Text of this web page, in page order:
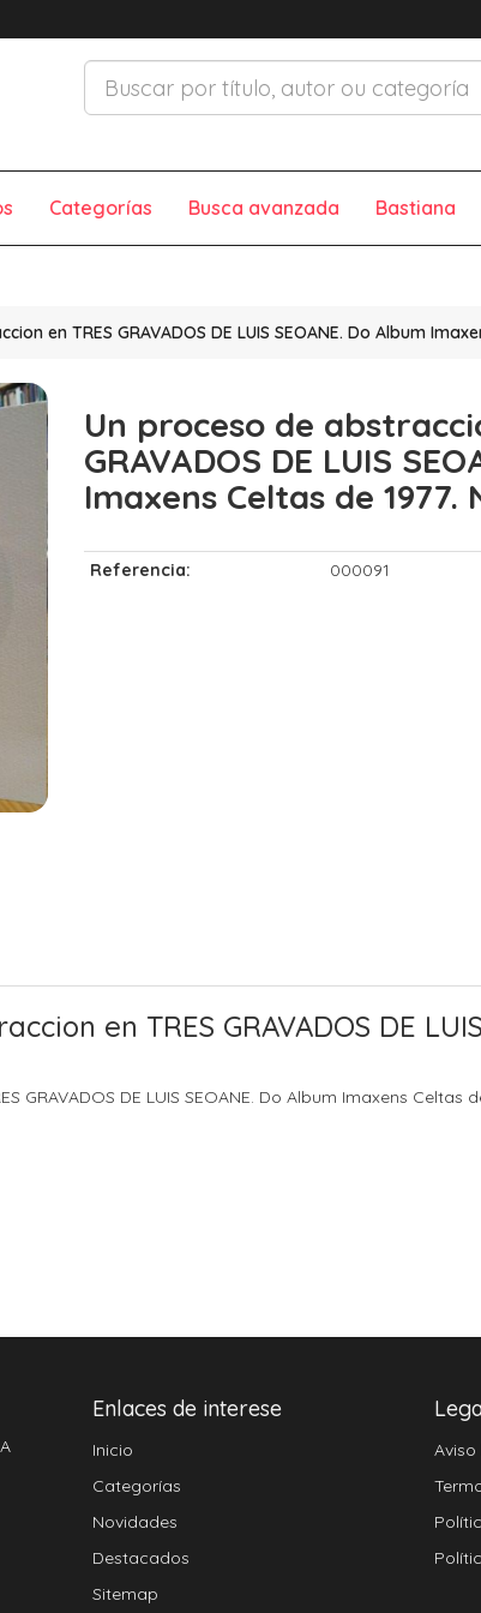
Categorías Busca avanzada Bastiana
en TRES GRAVADOS DE LUIS SEOANE. Do Album
Un proceso de
GRAVADOS DE LUIS
Imaxens Celtas de 1977.
Referencia: 000091
en TRES GRAVADOS DE
GRAVADOS DE LUIS SEOANE. Do Album Imaxens Celtas
Enlaces de interese
Inicio
Categorías
Novidades
Destacados
Sitemap
Aviso